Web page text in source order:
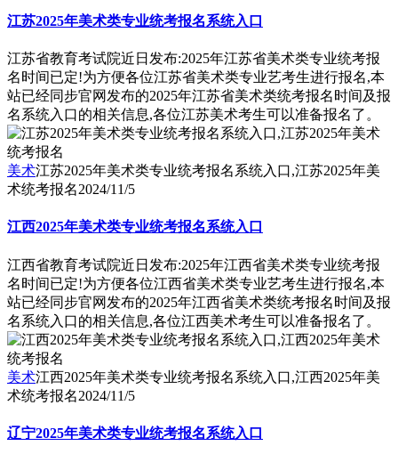
江苏2025年美术类专业统考报名系统入口
江苏省教育考试院近日发布:2025年江苏省美术类专业统考报
名时间已定!为方便各位江苏省美术类专业艺考生进行报名,本
站已经同步官网发布的2025年江苏省美术类统考报名时间及报
名系统入口的相关信息,各位江苏美术考生可以准备报名了。
美术江苏2025年美术类专业统考报名系统入口,江苏2025年美
术统考报名2024/11/5
江西2025年美术类专业统考报名系统入口
江西省教育考试院近日发布:2025年江西省美术类专业统考报
名时间已定!为方便各位江西省美术类专业艺考生进行报名,本
站已经同步官网发布的2025年江西省美术类统考报名时间及报
名系统入口的相关信息,各位江西美术考生可以准备报名了。
美术江西2025年美术类专业统考报名系统入口,江西2025年美
术统考报名2024/11/5
辽宁2025年美术类专业统考报名系统入口